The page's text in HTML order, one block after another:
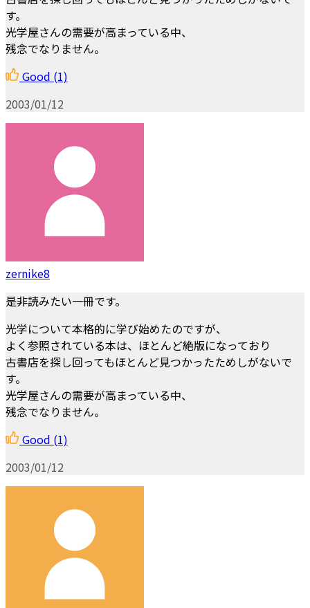
す。
光学屋さんの需要が高まっている中、
残念でなりません。
Good (1)
2003/01/12
zernike8
是非読みたい一冊です。
光学について本格的に学び始めたのですが、
よく参照されている本は、ほとんど絶版になっており
古書店を探し回ってもほとんど見つかったためしがないで
す。
光学屋さんの需要が高まっている中、
残念でなりません。
Good (1)
2003/01/12